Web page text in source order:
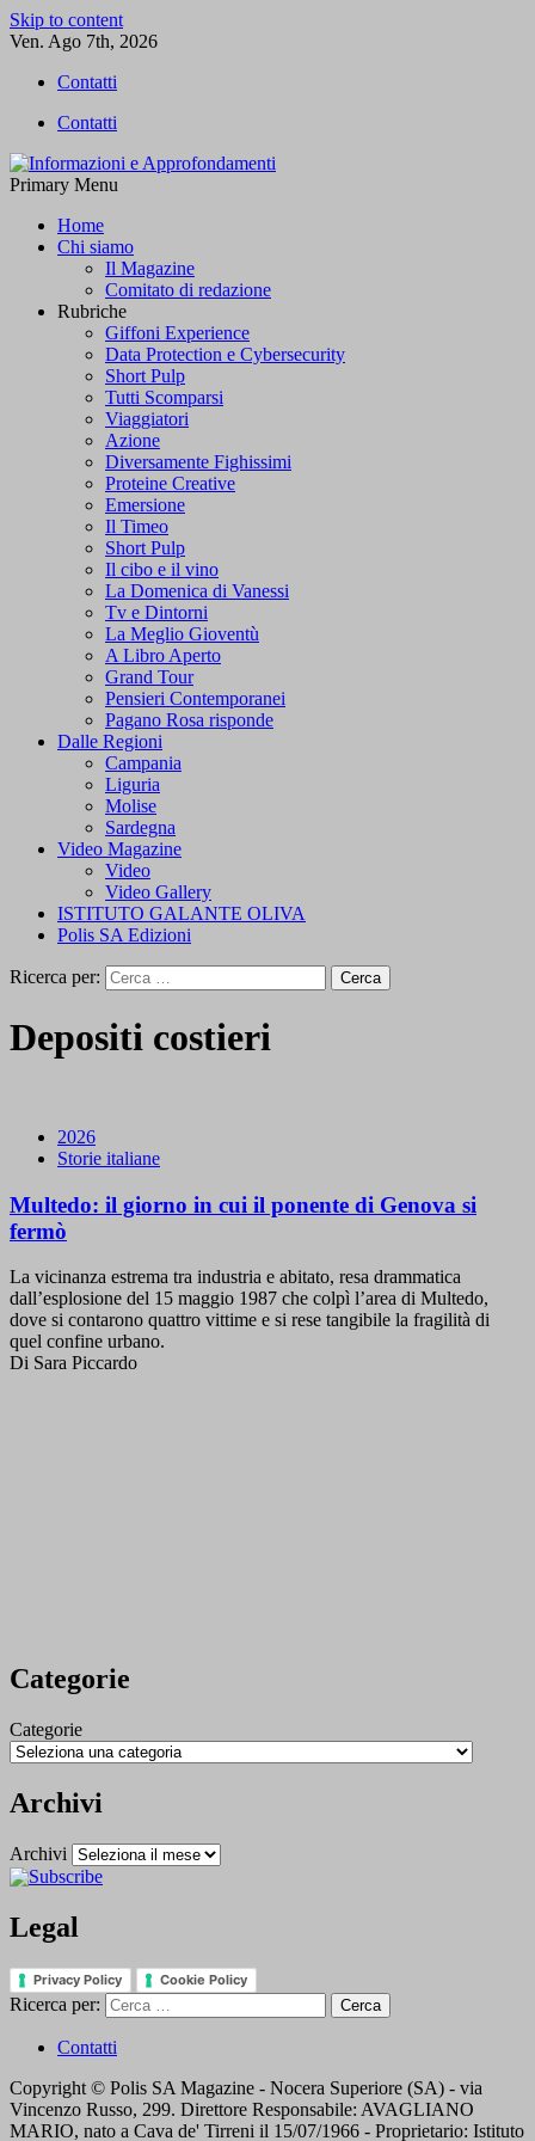
Skip to content
Ven. Ago 7th, 2026
Contatti
Contatti
Primary Menu
Home
Chi siamo
Il Magazine
Comitato di redazione
Rubriche
Giffoni Experience
Data Protection e Cybersecurity
Short Pulp
Tutti Scomparsi
Viaggiatori
Azione
Diversamente Fighissimi
Proteine Creative
Emersione
Il Timeo
Short Pulp
Il cibo e il vino
La Domenica di Vanessi
Tv e Dintorni
La Meglio Gioventù
A Libro Aperto
Grand Tour
Pensieri Contemporanei
Pagano Rosa risponde
Dalle Regioni
Campania
Liguria
Molise
Sardegna
Video Magazine
Video
Video Gallery
ISTITUTO GALANTE OLIVA
Polis SA Edizioni
Ricerca per:
Depositi costieri
2026
Storie italiane
Multedo: il giorno in cui il ponente di Genova si
fermò
La vicinanza estrema tra industria e abitato, resa drammatica
dall’esplosione del 15 maggio 1987 che colpì l’area di Multedo,
dove si contarono quattro vittime e si rese tangibile la fragilità di
quel confine urbano.
Di Sara Piccardo
Categorie
Categorie
Archivi
Archivi
Legal
Privacy Policy Cookie Policy
Ricerca per:
Contatti
Copyright © Polis SA Magazine - Nocera Superiore (SA) - via
Vincenzo Russo, 299. Direttore Responsabile: AVAGLIANO
MARIO, nato a Cava de' Tirreni il 15/07/1966 - Proprietario: Istituto